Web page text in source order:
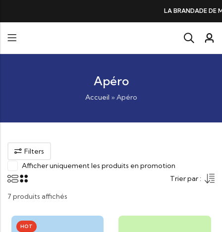
DE MORUE PRÉFÉRÉE DES GOURMANDS, N°1 DANS LES CŒURS ET
Apéro
Accueil » Apéro
Filters
Afficher uniquement les produits en promotion
Trier par :
7 produits affichés
HOT